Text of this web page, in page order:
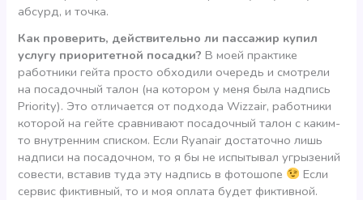
абсурд, и точка.
Как проверить, действительно ли пассажир купил
услугу приоритетной посадки? В моей практике
работники гейта просто обходили очередь и смотрели
на посадочный талон (на котором у меня была надпись
Priority). Это отличается от подхода Wizzair, работники
которой на гейте сравнивают посадочный талон с каким-
то внутренним списком. Если Ryanair достаточно лишь
надписи на посадочном, то я бы не испытывал угрызений
совести, вставив туда эту надпись в фотошопе
Если
сервис фиктивный, то и моя оплата будет фиктивной.